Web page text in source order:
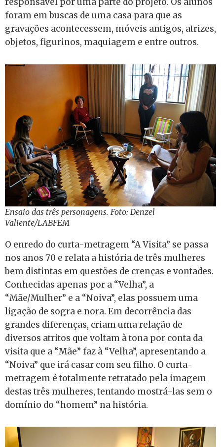
foram em buscas de uma casa para que as
gravações acontecessem, móveis antigos, atrizes,
objetos, figurinos, maquiagem e entre outros.
Ensaio das três personagens. Foto: Denzel
Valiente/LABFEM
O enredo do curta-metragem “A Visita” se passa
nos anos 70 e relata a história de três mulheres
bem distintas em questões de crenças e vontades.
Conhecidas apenas por a “Velha”, a
“Mãe/Mulher” e a “Noiva”, elas possuem uma
ligação de sogra e nora. Em decorrência das
grandes diferenças, criam uma relação de
diversos atritos que voltam à tona por conta da
visita que a “Mãe” faz à “Velha”, apresentando a
“Noiva” que irá casar com seu filho. O curta-
metragem é totalmente retratado pela imagem
destas três mulheres, tentando mostrá-las sem o
domínio do “homem” na história.